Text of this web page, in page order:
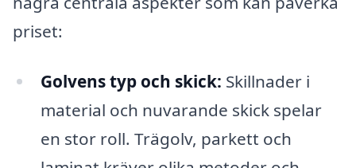
priset:
Golvens typ och skick: Skillnader i
material och nuvarande skick spelar
en stor roll. Trägolv, parkett och